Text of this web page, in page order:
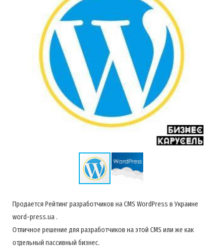
Продается Рейтинг разработчиков на CMS WordPress в Украине
word-press.ua .
Отличное решение для разработчиков на этой CMS или же как
отдельный пассивный бизнес.